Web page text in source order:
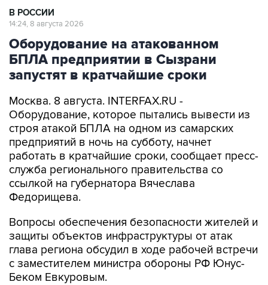
В РОССИИ
14:24, 8 августа 2026
Оборудование на атакованном
БПЛА предприятии в Сызрани
запустят в кратчайшие сроки
Москва. 8 августа. INTERFAX.RU -
Оборудование, которое пытались вывести из
строя атакой БПЛА на одном из самарских
предприятий в ночь на субботу, начнет
работать в кратчайшие сроки, сообщает пресс-
служба регионального правительства со
ссылкой на губернатора Вячеслава
Федорищева.
Вопросы обеспечения безопасности жителей и
защиты объектов инфраструктуры от атак
глава региона обсудил в ходе рабочей встречи
с заместителем министра обороны РФ Юнус-
Беком Евкуровым.